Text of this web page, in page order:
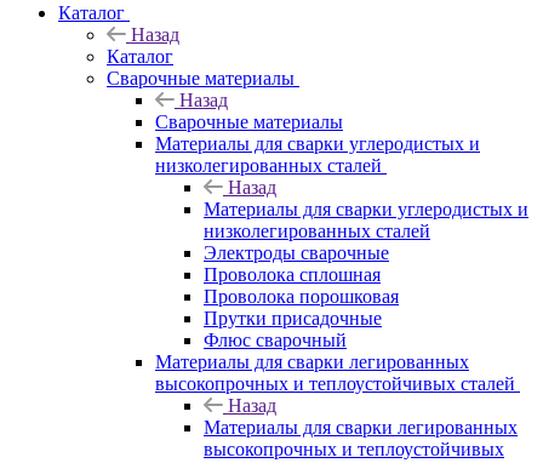
Каталог
Назад
Каталог
Сварочные материалы
Назад
Сварочные материалы
Материалы для сварки углеродистых и
низколегированных сталей
Назад
Материалы для сварки углеродистых и
низколегированных сталей
Электроды сварочные
Проволока сплошная
Проволока порошковая
Прутки присадочные
Флюс сварочный
Материалы для сварки легированных
высокопрочных и теплоустойчивых сталей
Назад
Материалы для сварки легированных
высокопрочных и теплоустойчивых